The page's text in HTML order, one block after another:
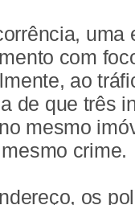
uma
com
ao
de que três
mesmo
crime.
os